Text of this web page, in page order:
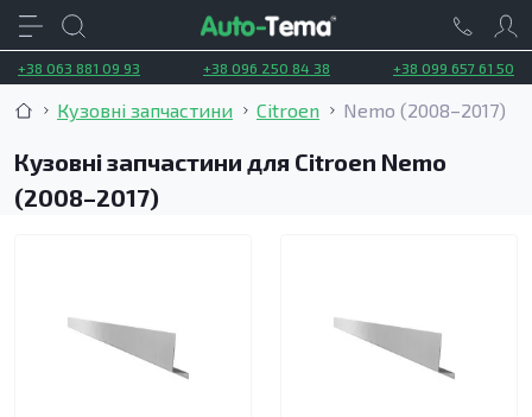
+38 063 881 09 93 +38 096 250 84 38 +38 099 657 61 50
Кузовні запчастини Citroen Nemo (2008–2017)
Кузовні запчастини для Citroen Nemo
(2008–2017)